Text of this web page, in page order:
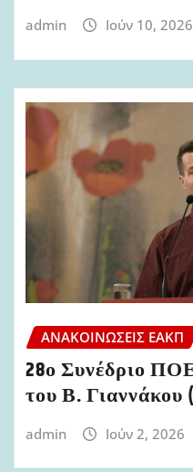
admin Ιούν 10, 2026
ΑΝΑΚΟΙΝΏΣΕΙΣ ΕΑΚΠ
28ο Συνέδριο
του Β.
admin Ιούν 2, 2026